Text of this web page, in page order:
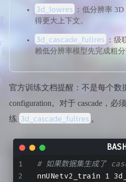
3d_lowres
：低分辨率
得更大上下文。
3d_cascade_fullres
：级
赖低分辨率模型先完成粗分
官方训练文档提醒：不是每个数
configuration。对于 cascade，必
练 3d_cascade_fullres 。
# 如果数据集生成了
nnUNetv2_train 1